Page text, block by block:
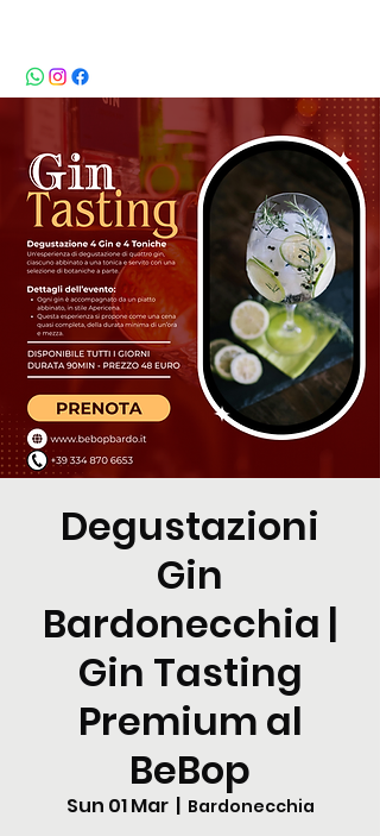
Degustazioni
Gin
Bardonecchia |
Gin Tasting
Premium al
BeBop
Sun 01 Mar
  |
Bardonecchia